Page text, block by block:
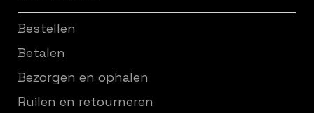
Bestellen
Betalen
Bezorgen en ophalen
Ruilen en retourneren